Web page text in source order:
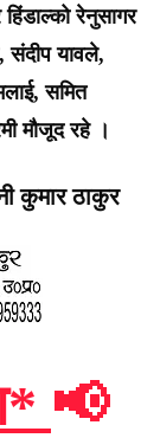
रेनुसागर
संदीप यावले,
समित
मौजूद रहे ।
कुमार ठाकुर
📢